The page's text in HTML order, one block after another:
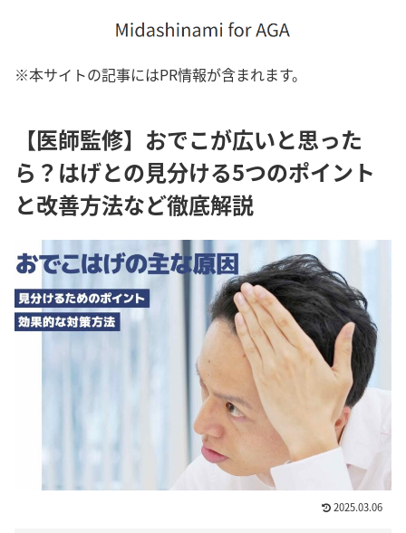
※本サイトの記事にはPR情報が含まれます。
【医師監修】おでこが広いと思った
ら？はげとの見分ける5つのポイント
と改善方法など徹底解説
2025.03.06